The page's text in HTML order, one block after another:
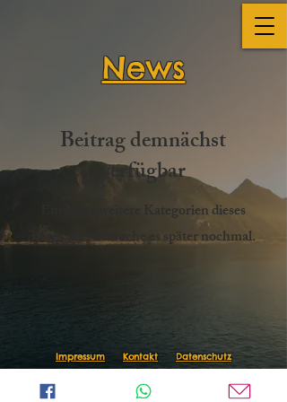
News
Beitrag demnächst
verfügbar
Entdecke weitere Kategorien dieses
Blogs oder versuche es später nochmal.
Impressum Kontakt
Datenschutz
© 2025 by from Vikings Castle & VC Design, created
withWix.com